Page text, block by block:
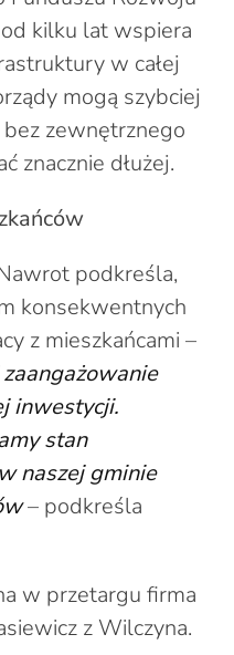
kilku lat wspiera
w całej
mogą szybciej
zewnętrznego
znacznie dłużej.
podkreśla,
konsekwentnych
z mieszkańcami –
inwestycji.
stan
naszej gminie
– podkreśla
w przetargu firma
z Wilczyna.